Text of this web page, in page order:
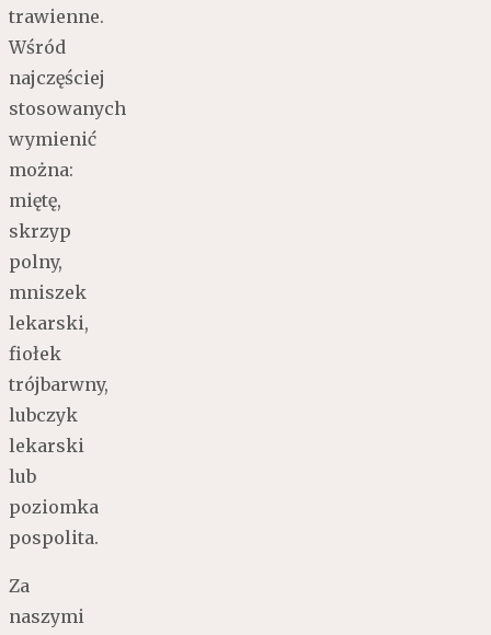
trawienne.
Wśród
najczęściej
stosowanych
wymienić
można:
miętę,
skrzyp
polny,
mniszek
lekarski,
fiołek
trójbarwny,
lubczyk
lekarski
lub
poziomka
pospolita.
Za
naszymi